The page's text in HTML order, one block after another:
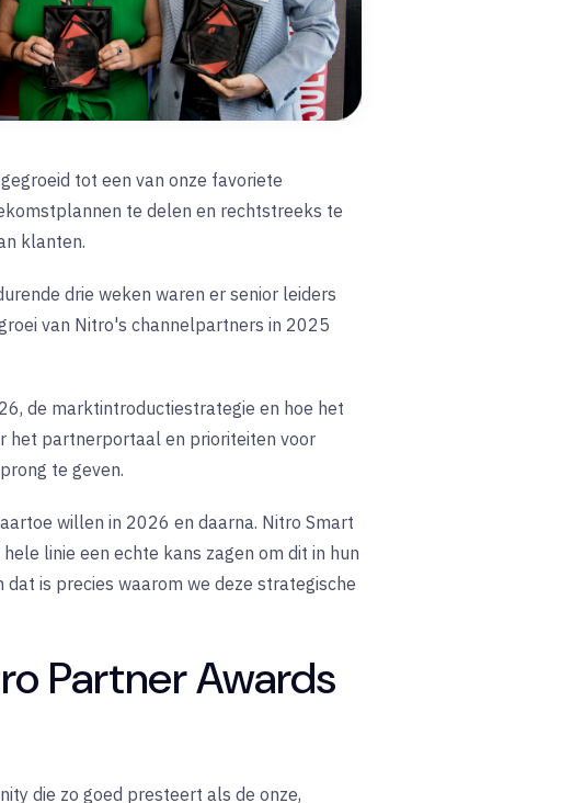
tot een van onze favoriete
te delen en rechtstreeks te
klanten.
drie weken waren er senior leiders
van Nitro's channelpartners in 2025
de marktintroductiestrategie en hoe het
het partnerportaal en prioriteiten voor
te geven.
willen in 2026 en daarna. Nitro Smart
linie een echte kans zagen om dit in hun
is precies waarom we deze strategische
Partner Awards
die zo goed presteert als de onze,